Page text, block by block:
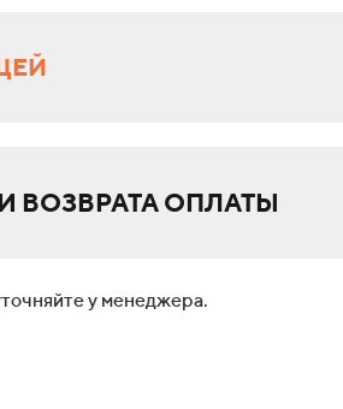
ВОЗВРАТА ОПЛАТЫ
у менеджера.